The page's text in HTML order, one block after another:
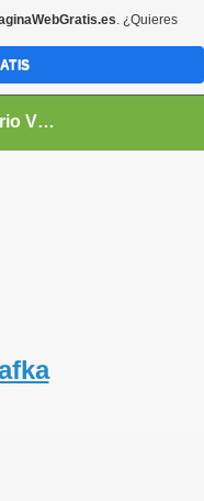
Encuentro Literario Virtual
. ¿Quieres